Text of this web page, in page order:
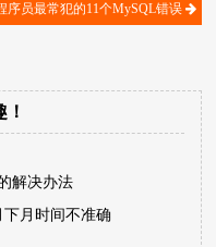
序员最常犯的11个MySQL错误
解决办法
下月时间不准确